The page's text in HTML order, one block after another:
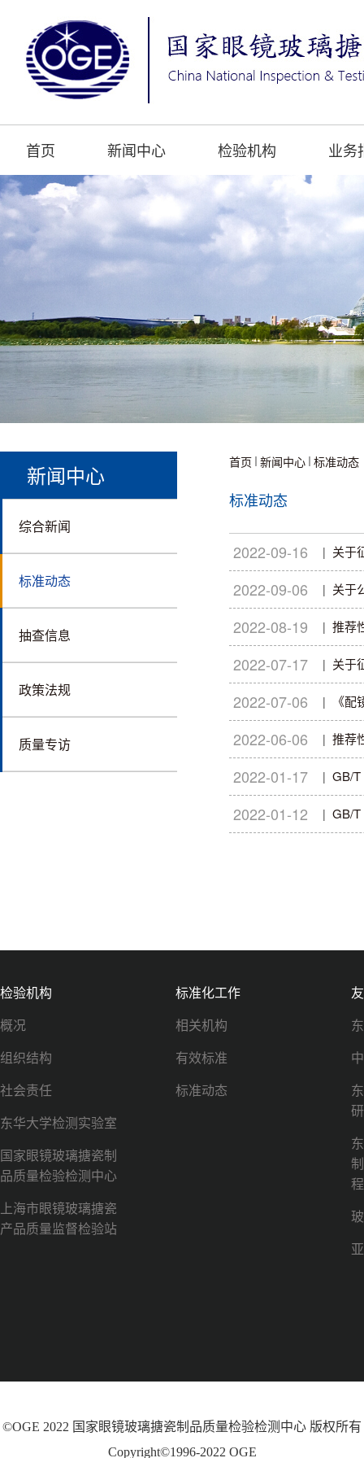
首页 新闻中心 检验机构 业务
新闻中心
综合新闻
标准动态
抽查信息
政策法规
质量专访
首页 新闻中心 标准动态
标准动态
2022-09-16 | 关于
2022-09-06 | 关于
2022-08-19 | 推荐
2022-07-17 | 关于
2022-07-06 | 《
2022-06-06 | 推荐
2022-01-17 | GB/T
2022-01-12 | GB/T
检验机构
概况
组织结构
社会责任
东华大学检测实验室
国家眼镜玻璃搪瓷制
品质量检验检测中心
上海市眼镜玻璃搪瓷
产品质量监督检验站
标准化工作
相关机构
有效标准
标准动态
©OGE 2022 国家眼镜玻璃搪瓷制品质量检验检测中心 版权所有
Copyright©1996-2022 OGE